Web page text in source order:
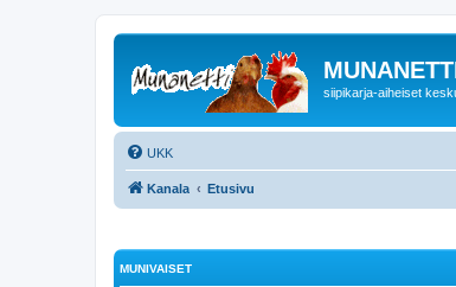
siipikarja-aiheiset
UKK
Kanala Etusivu
MUNIVAISET